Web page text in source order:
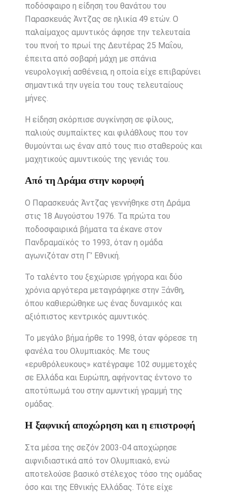
ποδόσφαιρο η είδηση του θανάτου του
Παρασκευάς Άντζας σε ηλικία 49 ετών. Ο
παλαίμαχος αμυντικός άφησε την τελευταία
του πνοή το πρωί της Δευτέρας 25 Μαΐου,
έπειτα από σοβαρή μάχη με σπάνια
νευρολογική ασθένεια, η οποία είχε επιβαρύνει
σημαντικά την υγεία του τους τελευταίους
μήνες.
Η είδηση σκόρπισε συγκίνηση σε φίλους,
παλιούς συμπαίκτες και φιλάθλους που τον
θυμούνται ως έναν από τους πιο σταθερούς και
μαχητικούς αμυντικούς της γενιάς του.
Από τη Δράμα στην κορυφή
Ο Παρασκευάς Άντζας γεννήθηκε στη Δράμα
στις 18 Αυγούστου 1976. Τα πρώτα του
ποδοσφαιρικά βήματα τα έκανε στον
Πανδραμαϊκός το 1993, όταν η ομάδα
αγωνιζόταν στη Γ’ Εθνική.
Το ταλέντο του ξεχώρισε γρήγορα και δύο
χρόνια αργότερα μεταγράφηκε στην Ξάνθη,
όπου καθιερώθηκε ως ένας δυναμικός και
αξιόπιστος κεντρικός αμυντικός.
Το μεγάλο βήμα ήρθε το 1998, όταν φόρεσε τη
φανέλα του Ολυμπιακός. Με τους
«ερυθρόλευκους» κατέγραψε 102 συμμετοχές
σε Ελλάδα και Ευρώπη, αφήνοντας έντονο το
αποτύπωμά του στην αμυντική γραμμή της
ομάδας.
Η ξαφνική αποχώρηση και η επιστροφή
Στα μέσα της σεζόν 2003-04 αποχώρησε
αιφνιδιαστικά από τον Ολυμπιακό, ενώ
αποτελούσε βασικό στέλεχος τόσο της ομάδας
όσο και της Εθνικής Ελλάδας. Τότε είχε